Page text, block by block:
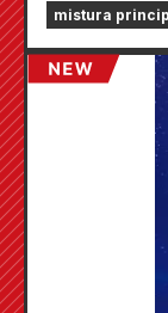
Animate em
agosto,
cartão
mistura